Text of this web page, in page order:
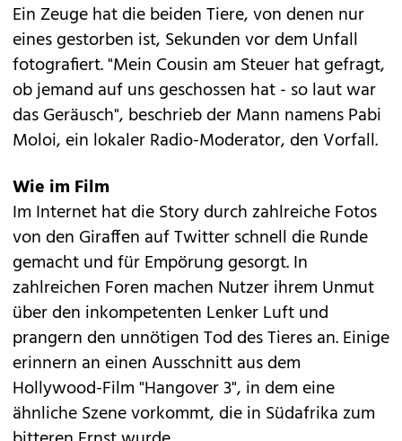
Ein Zeuge hat die beiden Tiere, von denen nur
eines gestorben ist, Sekunden vor dem Unfall
fotografiert. "Mein Cousin am Steuer hat gefragt,
ob jemand auf uns geschossen hat - so laut war
das Geräusch", beschrieb der Mann namens Pabi
Moloi, ein lokaler Radio-Moderator, den Vorfall.
Wie im Film
Im Internet hat die Story durch zahlreiche Fotos
von den Giraffen auf Twitter schnell die Runde
gemacht und für Empörung gesorgt. In
zahlreichen Foren machen Nutzer ihrem Unmut
über den inkompetenten Lenker Luft und
prangern den unnötigen Tod des Tieres an. Einige
erinnern an einen Ausschnitt aus dem
Hollywood-Film "Hangover 3", in dem eine
ähnliche Szene vorkommt, die in Südafrika zum